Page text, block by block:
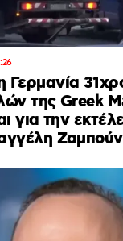
της Greek
για την